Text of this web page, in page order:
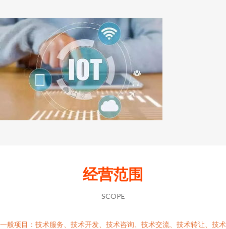
经营范围
SCOPE
一般项目：技术服务、技术开发、技术咨询、技术交流、技术转让、技术